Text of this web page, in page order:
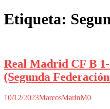
Etiqueta:
Real Madrid CF B
(Segunda
10/12/2023MarcosMarinM0